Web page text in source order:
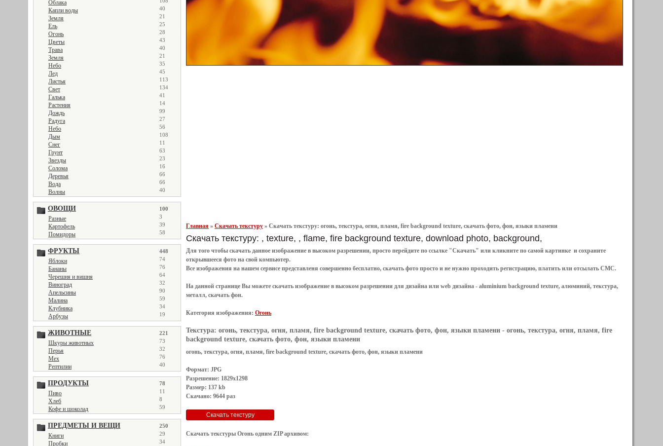
Облака
Капли воды 40
Земля 21
Ель 25
Огонь 28
Цветы 43
Трава 40
Земля 21
Небо 35
Лед 45
Листья 113
Свет 134
Галька 41
Растения 14
Дождь 99
Радуга 27
Небо 56
Дым 108
Снег 11
Грунт 63
Звезды 23
Солома 16
Деревья 66
Вода 66
Волны 40
ОВОЩИ 100
Разные 3
Картофель 39
Помидоры 58
ФРУКТЫ 448
Яблоки 74
Бананы 76
Черешня и вишня 64
Виноград 32
Апельсины 90
Малина 59
Клубника 34
Арбузы 19
ЖИВОТНЫЕ 221
Шкуры животных 73
Перья 32
Мех 76
Рептилии 40
ПРОДУКТЫ 78
Пиво 11
Хлеб 8
Кофе и шоколад 59
ПРЕДМЕТЫ И ВЕЩИ 250
Книги 29
Пробки 34
Главная » Скачать текстуру » Скачать текстуру: огонь, текстура, огня, пламя, fire background texture, скачать фото, фон, языки пламени
Скачать текстуру: , texture, , flame, fire background texture, download photo, background,
Для того чтобы скачать данное изображение в высоком разрешении, просто перейдите по ссылке "Скачать" или кликните по самой картинке и сохраните
открывшееся фото на свой компьютер.
Все изображения на нашем сервисе представленя совершенно бесплатно, скачать фото просто и не нужно проходить регистрацию, платить или отсылать СМС.
На данной странице Вы можете скачать изображение в высоком разрешении для дизайна или web дизайна - aluminium background texture, алюминий, текстура,
металл, скачать фон.
Категория изображения: Огонь
Текстура: огонь, текстура, огня, пламя, fire background texture, скачать фото, фон, языки пламени - огонь, текстура, огня, пламя, fire
background texture, скачать фото, фон, языки пламени
огонь, текстура, огня, пламя, fire background texture, скачать фото, фон, языки пламени
Формат: JPG
Разрешение: 1829x1298
Размер: 137 kb
Скачано: 9644 раз
Скачать текстуры Огонь одним ZIP архивом: